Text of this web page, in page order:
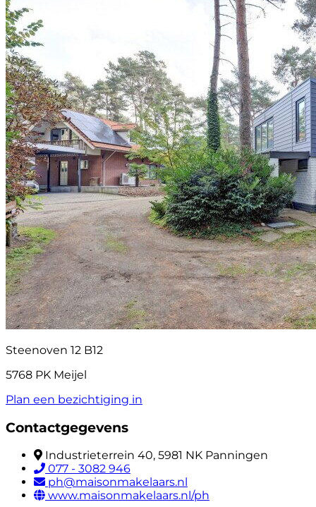
Steenoven 12 B12
5768 PK Meijel
Plan een bezichtiging in
Contactgegevens
Industrieterrein 40, 5981 NK Panningen
077 - 3082 946
ph@maisonmakelaars.nl
www.maisonmakelaars.nl/ph